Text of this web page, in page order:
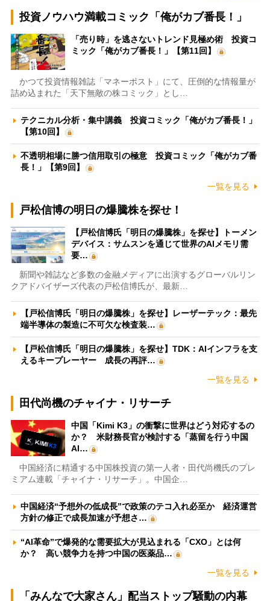
投資ノウハウ満載コミック「俺がカブ番長！」
「売り時」を逃さないトレンド見極め術 投資コ
ミック「俺がカブ番長！」【第11回】
かつて投資情報雑誌「マネーポスト」にて、圧倒的な情報量が
詰め込まれた「天下無敵の株コミック」とし…
テクニカル分析・集中講義 投資コミック「俺がカブ番長！」
【第10回】
不透明相場に勝つ信用取引の極意 投資コミック「俺がカブ番
長！」【第9回】
一覧を見る
戸松信博の明日の爆騰株を探せ！
【戸松信博氏「明日の爆騰株」を探せ】トーメン
デバイス：サムスンを通じて世界のAIメモリ需
要…
新聞や雑誌など多数の金融メディアに出演するグローバルリン
クアドバイザーズ代表の戸松信博氏が、最新…
【戸松信博氏「明日の爆騰株」を探せ】レーザーテック：最先
端半導体の製造に不可欠な検査装…
【戸松信博氏「明日の爆騰株」を探せ】TDK：AIインフラを支
えるキープレーヤー 成長の再評…
一覧を見る
田代尚機のチャイナ・リサーチ
中国「Kimi K3」の衝撃に世界はどう対応するの
か？ 米財務長官が検討する「蒸留を行う中国
AI…
中国経済に精通する中国株投資の第一人者・田代尚機氏のプレ
ミアム連載「チャイナ・リサーチ」。中国企…
中国経済“予想外の低成長”で政策のテコ入れ必至か 経済運営
方針の修正で成長加速が予想さ…
“AI革命”で爆発的な需要拡大が見込まれる「CXO」とは何
か？ 高い競争力を持つ中国の医薬品…
一覧を見る
「みんなで大家さん」配当ストップ騒動の内幕